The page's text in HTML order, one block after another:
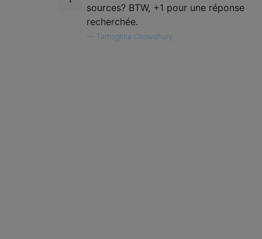
sources? BTW, +1 pour une réponse
recherchée.
Tamoghna Chowdhury